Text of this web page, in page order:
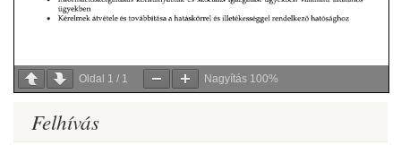
Oldal 1 / 1 Nagyítás 100%
Felhívás